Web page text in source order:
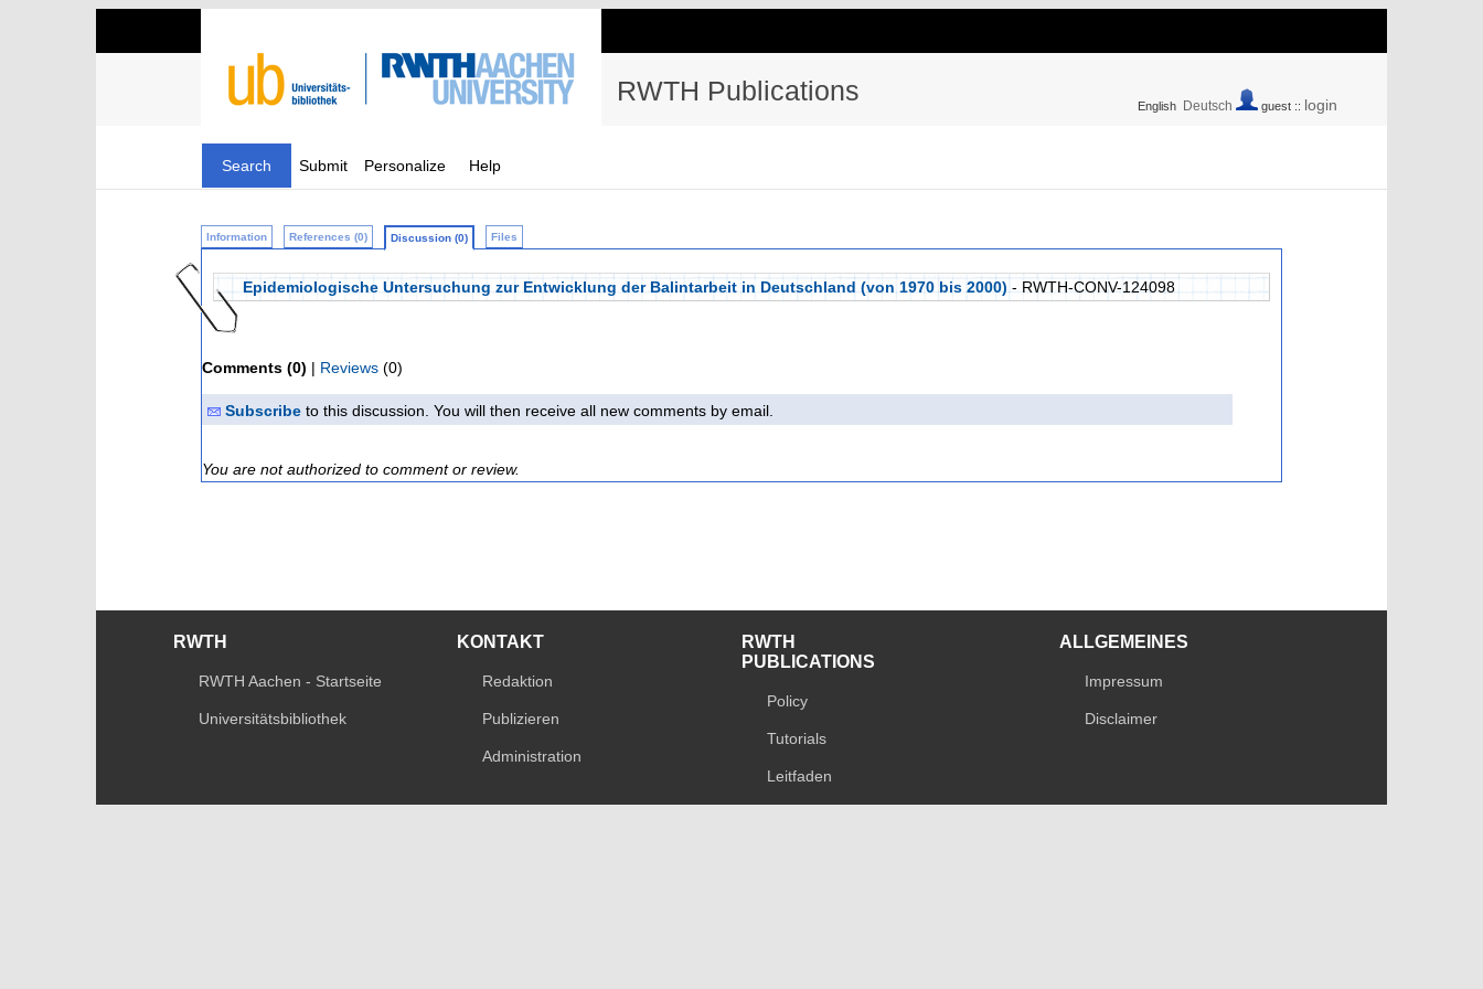
RWTH Publications English Deutsch guest :: login
Search Submit Personalize Help
Information References (0) Discussion (0) Files
Epidemiologische Untersuchung zur Entwicklung der Balintarbeit in Deutschland (von 1970 bis 2000) - RWTH-CONV-124098
Comments (0) | Reviews (0)
Subscribe to this discussion. You will then receive all new comments by email.
You are not authorized to comment or review.
RWTH
RWTH Aachen - Startseite
Universitätsbibliothek
KONTAKT
Redaktion
Publizieren
Administration
RWTH
PUBLICATIONS
Policy
Tutorials
Leitfaden
ALLGEMEINES
Impressum
Disclaimer